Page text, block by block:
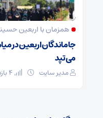
همزمان با اربعین
جاماندگان اربعین در
می‌تپد
مدیر سایت